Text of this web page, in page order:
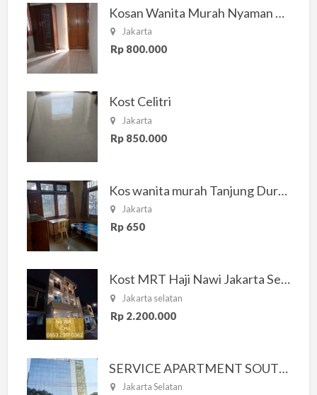
Kosan Wanita Murah Nyaman di Jakarta Selatan
Jakarta
Rp 800.000
Kost Celitri
Jakarta
Rp 850.000
Kos wanita murah Tanjung Duren Jakarta Barat
Jakarta
Rp 650
Kost MRT Haji Nawi Jakarta Selatan
Jakarta selatan
Rp 2.200.000
SERVICE APARTMENT SOUTH RESIDENCE
Jakarta Selatan